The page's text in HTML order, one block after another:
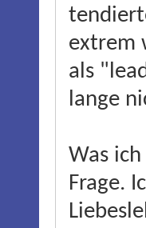
extrem
als
lange
Was
Frage.